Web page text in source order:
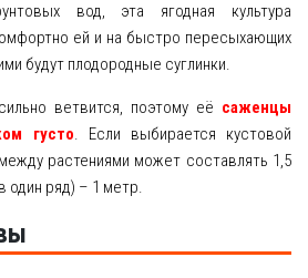
вод, эта ягодная культура
ей и на быстро пересыхающих
будут плодородные суглинки.
ветвится, поэтому её саженцы
густо. Если выбирается кустовой
растениями может составлять 1,5
один ряд) – 1 метр.